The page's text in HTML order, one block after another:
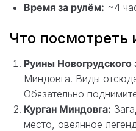
Время за рулём: ~4
Что посмотреть
Руины Новогрудского
Миндовга. Виды
Обязательно
Курган Миндовга:
место, овеянное